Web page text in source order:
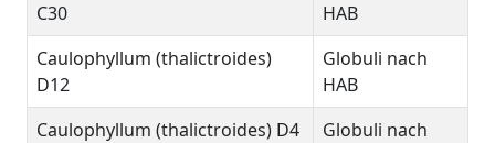
C30
HAB
Caulophyllum (thalictroides)
D12
Globuli nach
HAB
Caulophyllum (thalictroides) D4
Globuli nach